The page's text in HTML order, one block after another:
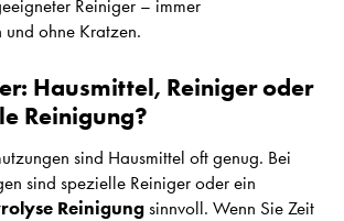
Reiniger – immer
ohne Kratzen.
Hausmittel, Reiniger oder
Reinigung?
sind Hausmittel oft genug. Bei
sind spezielle Reiniger oder ein
Reinigung sinnvoll. Wenn Sie Zeit